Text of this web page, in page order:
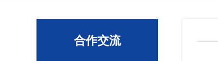
合作交流